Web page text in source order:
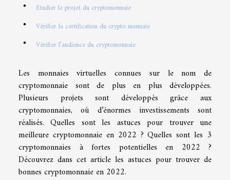
Etudier le projet du cryptomonnaie
Vérifier la certification du crypto monnaie
Vérifier l’audience du cryptomonnaie
Les monnaies virtuelles connues sur le nom de
cryptomonnaie sont de plus en plus développées.
Plusieurs projets sont développés grâce aux
cryptomonnaies, où d’énormes investissements sont
réalisés. Quelles sont les astuces pour trouver une
meilleure cryptomonnaie en 2022 ? Quelles sont les 3
cryptomonnaies à fortes potentielles en 2022 ?
Découvrez dans cet article les astuces pour trouver de
bonnes cryptomonnaie en 2022.